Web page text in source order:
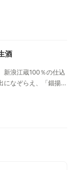
味に良いアクセント
と感じさせるお酒。
酒
新浪江蔵100％の仕込
になぞらえ、「錨揚
舌触りとビターなコ